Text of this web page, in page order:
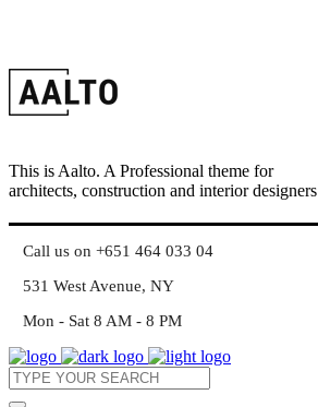
This is Aalto. A Professional theme for
architects, construction and interior designers
Call us on +651 464 033 04
531 West Avenue, NY
Mon - Sat 8 AM - 8 PM